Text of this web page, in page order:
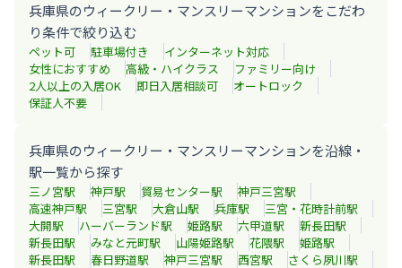
兵庫県のウィークリー・マンスリーマンションをこだわ
り条件で絞り込む
ペット可 駐車場付き
インターネット対応
女性におすすめ
高級・ハイクラス
ファミリー向け
2人以上の入居OK
即日入居相談可
オートロック
保証人不要
兵庫県のウィークリー・マンスリーマンションを沿線・
駅一覧から探す
三ノ宮駅 神戸駅 貿易センター駅 神戸三宮駅
高速神戸駅 三宮駅 大倉山駅 兵庫駅 三宮・花時計前駅
大開駅 ハーバーランド駅 姫路駅 六甲道駅 新長田駅
新長田駅 みなと元町駅 山陽姫路駅 花隈駅 姫路駅
新長田駅 春日野道駅 神戸三宮駅 西宮駅 さくら夙川駅